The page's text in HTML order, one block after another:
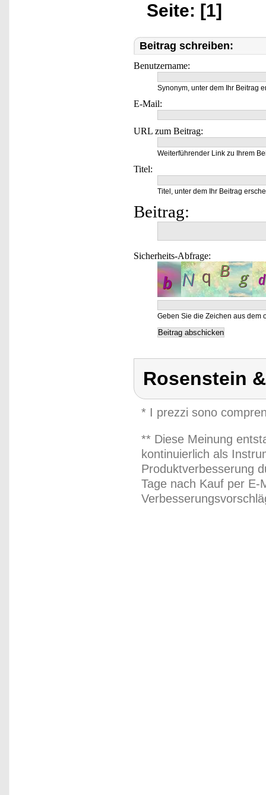
Seite: [1]
Beitrag schreiben:
Benutzername:
Synonym, unter dem Ihr Beitrag
E-Mail:
URL zum Beitrag:
Weiterführender Link zu Ihrem
Titel:
Titel, unter dem Ihr Beitrag
Beitrag:
Sicherheits-Abfrage:
Geben Sie die Zeichen aus dem
Rosenstein
* I prezzi sono
** Diese Meinung
kontinuierlich als
Produktverbesserung
Tage nach Kauf per E-